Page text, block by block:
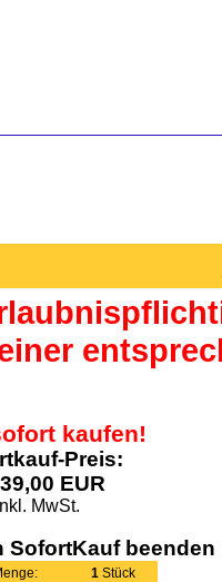
kaufen!
Preis:
EUR
MwSt.
SofortKauf beenden
1Stück